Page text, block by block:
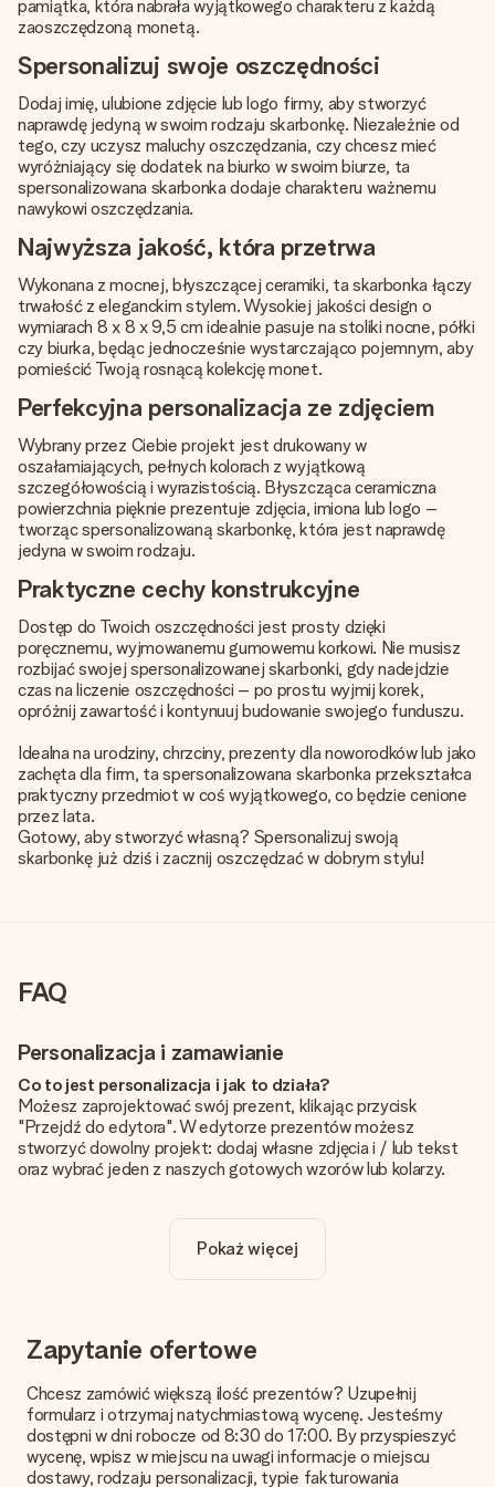
pamiątka, która nabrała wyjątkowego charakteru z każdą
zaoszczędzoną monetą.
Spersonalizuj swoje oszczędności
Dodaj imię, ulubione zdjęcie lub logo firmy, aby stworzyć
naprawdę jedyną w swoim rodzaju skarbonkę. Niezależnie od
tego, czy uczysz maluchy oszczędzania, czy chcesz mieć
wyróżniający się dodatek na biurko w swoim biurze, ta
spersonalizowana skarbonka dodaje charakteru ważnemu
nawykowi oszczędzania.
Najwyższa jakość, która przetrwa
Wykonana z mocnej, błyszczącej ceramiki, ta skarbonka łączy
trwałość z eleganckim stylem. Wysokiej jakości design o
wymiarach 8 x 8 x 9,5 cm idealnie pasuje na stoliki nocne, półki
czy biurka, będąc jednocześnie wystarczająco pojemnym, aby
pomieścić Twoją rosnącą kolekcję monet.
Perfekcyjna personalizacja ze zdjęciem
Wybrany przez Ciebie projekt jest drukowany w
oszałamiających, pełnych kolorach z wyjątkową
szczegółowością i wyrazistością. Błyszcząca ceramiczna
powierzchnia pięknie prezentuje zdjęcia, imiona lub logo –
tworząc spersonalizowaną skarbonkę, która jest naprawdę
jedyna w swoim rodzaju.
Praktyczne cechy konstrukcyjne
Dostęp do Twoich oszczędności jest prosty dzięki
poręcznemu, wyjmowanemu gumowemu korkowi. Nie musisz
rozbijać swojej spersonalizowanej skarbonki, gdy nadejdzie
czas na liczenie oszczędności – po prostu wyjmij korek,
opróżnij zawartość i kontynuuj budowanie swojego funduszu.
Idealna na urodziny, chrzciny, prezenty dla noworodków lub jako
zachęta dla firm, ta spersonalizowana skarbonka przekształca
praktyczny przedmiot w coś wyjątkowego, co będzie cenione
przez lata.
Gotowy, aby stworzyć własną? Spersonalizuj swoją
skarbonkę już dziś i zacznij oszczędzać w dobrym stylu!
FAQ
Personalizacja i zamawianie
Co to jest personalizacja i jak to działa?
Możesz zaprojektować swój prezent, klikając przycisk
"Przejdź do edytora". W edytorze prezentów możesz
stworzyć dowolny projekt: dodaj własne zdjęcia i / lub tekst
oraz wybrać jeden z naszych gotowych wzorów lub kolarzy.
Cena podana na stronie internetowej obejmuje personalizację
Twojego prezentu - ilość zdjęć lub tekstów nie wpływa na
jakość?
Chcemy mieć pewność, że będziesz w pełni zadowolony ze
wysokiej jakości. Jeśli nie masz pewności co do jakości zdjęcia,
skontaktuj się z naszym działem obsługi klienta i dołącz
zdjęcie wraz z prezentem, który chcesz zamówić. Będą oni
mogli sprawdzić dla Ciebie jakość zdjęcia!
Pokaż więcej
Zapytanie ofertowe
Chcesz zamówić większą ilość prezentów? Uzupełnij
formularz i otrzymaj natychmiastową wycenę. Jesteśmy
dostępni w dni robocze od 8:30 do 17:00. By przyspieszyć
wycenę, wpisz w miejscu na uwagi informacje o miejscu
dostawy, rodzaju personalizacji, typie fakturowania